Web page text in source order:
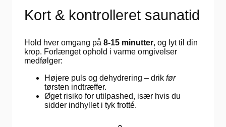
Kort & kontrolleret saunatid
Hold hver omgang på 8-15 minutter, og lyt til din
krop. Forlænget ophold i varme omgivelser
medfølger:
Højere puls og dehydrering – drik før
tørsten indtræffer.
Øget risiko for utilpashed, især hvis du
sidder indhyllet i tyk frotté.